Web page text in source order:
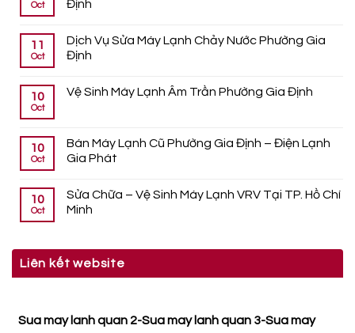
Oct
Định
11
Oct
Dịch Vụ Sửa Máy Lạnh Chảy Nước Phường Gia
Định
10
Oct
Vệ Sinh Máy Lạnh Âm Trần Phường Gia Định
10
Oct
Bán Máy Lạnh Cũ Phường Gia Định – Điện Lạnh
Gia Phát
10
Oct
Sửa Chữa – Vệ Sinh Máy Lạnh VRV Tại TP. Hồ Chí
Minh
Liên kết website
Sua may lanh quan 2-Sua may lanh quan 3-Sua may